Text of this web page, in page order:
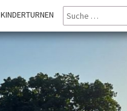
KINDERTURNEN
SUCHE
NACH: